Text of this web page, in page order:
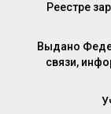
Реестре
Выдано
связи,